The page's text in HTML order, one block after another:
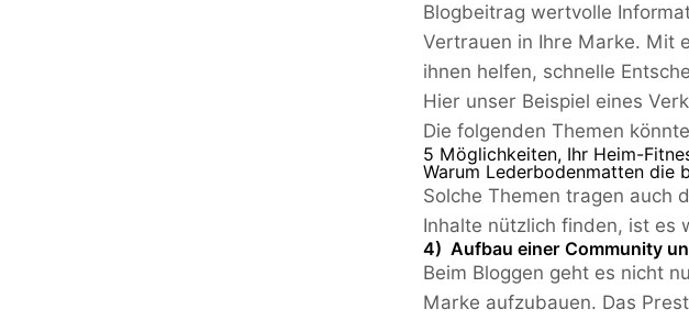
Blogbeitrag wertvolle
Vertrauen in Ihre Marke. Mit
ihnen helfen, schnelle
Hier unser Beispiel eines
Die folgenden Themen
5 Möglichkeiten, Ihr Heim-
Warum Lederbodenmatten die
Solche Themen tragen auch
Inhalte nützlich finden, ist es
4) Aufbau einer Community
Beim Bloggen geht es nicht
Marke aufzubauen. Das